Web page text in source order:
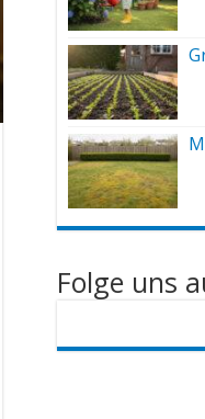
Folge uns